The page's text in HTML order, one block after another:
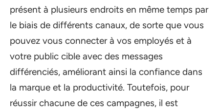
présent à plusieurs endroits en même temps par
le biais de différents canaux, de sorte que vous
pouvez vous connecter à vos employés et à
votre public cible avec des messages
différenciés, améliorant ainsi la confiance dans
la marque et la productivité. Toutefois, pour
réussir chacune de ces campagnes, il est